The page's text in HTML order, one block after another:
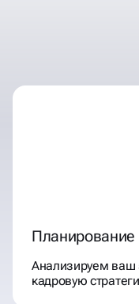
Планирование
Анализируем ваш
кадровую